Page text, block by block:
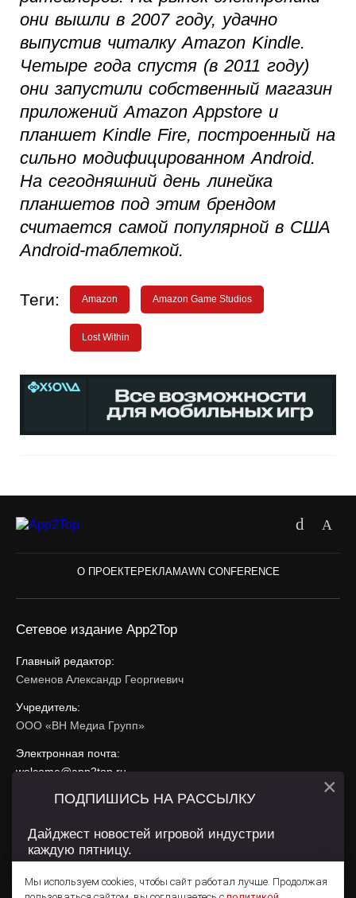
они вышли в 2007 году, удачно
выпустив читалку Amazon Kindle.
Четыре года спустя (в 2011 году)
они запустили собственный магазин
приложений Amazon Appstore и
планшет Kindle Fire, построенный на
сильно модифицированном Android.
На сегодняшний день линейка
планшетов под этим брендом
считается самой популярной в США
Android-таблеткой.
Теги: Amazon Amazon Game Studios
Lost Within
О ПРОЕКТЕРЕКЛАМАWN CONFERENCE
Сетевое издание App2Top
Главный редактор:
Семенов Александр Георгиевич
Учредитель:
ООО «ВН Медиа Групп»
Электронная почта:
welcome@app2top.ru
При использовании материалов активная ссылка на
Сайт использует IP адреса, cookie, данные геолокации
использования содержатся вПолитике конфиденциальностии
Мы используем cookies, чтобы сайт работал лучше. Продолжая
ПОДПИШИСЬ НА РАССЫЛКУ
Дайджест новостей игровой индустрии
каждую пятницу.
×